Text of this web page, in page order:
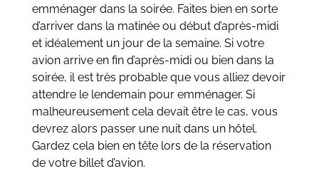
emménager dans la soirée. Faites bien en sorte
d’arriver dans la matinée ou début d’après-midi
et idéalement un jour de la semaine. Si votre
avion arrive en fin d’après-midi ou bien dans la
soirée, il est très probable que vous alliez devoir
attendre le lendemain pour emménager. Si
malheureusement cela devait être le cas, vous
devrez alors passer une nuit dans un hôtel.
Gardez cela bien en tête lors de la réservation
de votre billet d’avion.